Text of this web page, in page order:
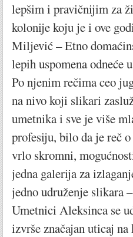
lepšim i pravičnijim za
kolonije koju je i ove
Miljević – Etno
lepih uspomena odneće
Po njenim rečima ceo
na nivo koji slikari
umetnika i sve je više
profesiju, bilo da je reč
vrlo skromni,
jedna galerija za
jedno udruženje slikara
Umetnici Aleksinca se
izvrše značajan uticaj